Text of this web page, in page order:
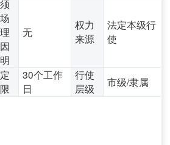
无
权力
来源
法定本级行
使
30个工作
日
行使
层级
市级/隶属